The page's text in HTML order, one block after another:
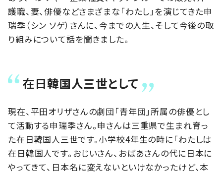
護職、妻、俳優などさまざまな「わたし」を演じてきた申
瑞季（シン ソゲ）さんに、今までの人生、そして今後の取
り組みについて話を聞きました。
在日韓国人三世として
現在、平田オリザさんの劇団「青年団」所属の俳優とし
て活動する申瑞季さん。申さんは三重県で生まれ育っ
た在日韓国人三世です。小学校4年生の時に「わたしは
在日韓国人です。おじいさん、おばあさんの代に日本に
やってきて、日本名に変えないといけなかったけど、本